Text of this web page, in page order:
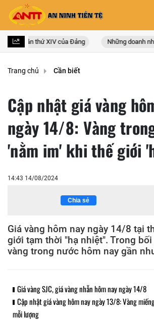
lần thứ XIV của Đảng Những doanh
Trang chủ Cần biết
Cập nhật giá vàng
ngày 14/8: Vàng
'nằm im' khi thế giới
14:43 14/08/2024
Chia sẻ
Giá vàng hôm nay ngày 14/8 tại
giới tạm thời "hạ nhiệt". Trong
vàng trong nước hôm nay gần
Giá vàng SJC, giá vàng nhẫn hôm nay ngày 14/8
Cập nhật giá vàng hôm nay ngày 13/8: Vàng
mỗi lượng